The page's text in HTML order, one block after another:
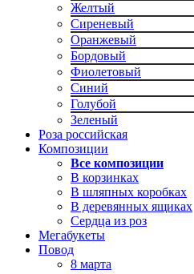
Желтый
Сиреневый
Оранжевый
Бордовый
Фиолетовый
Синий
Голубой
Зеленый
Роза российская
Композиции
Все композиции
В корзинках
В шляпных коробках
В деревянных ящиках
Сердца из роз
Мегабукеты
Повод
8 марта